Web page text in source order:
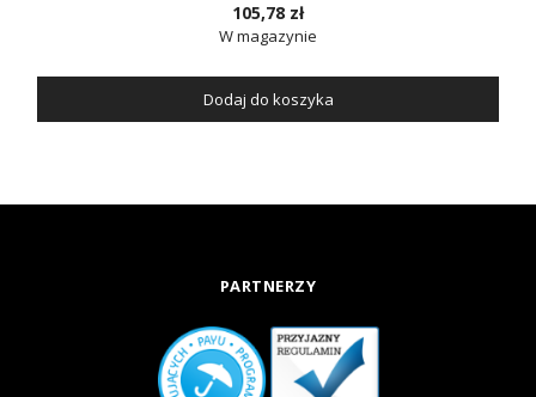
105,78 zł
W magazynie
Dodaj do koszyka
PARTNERZY